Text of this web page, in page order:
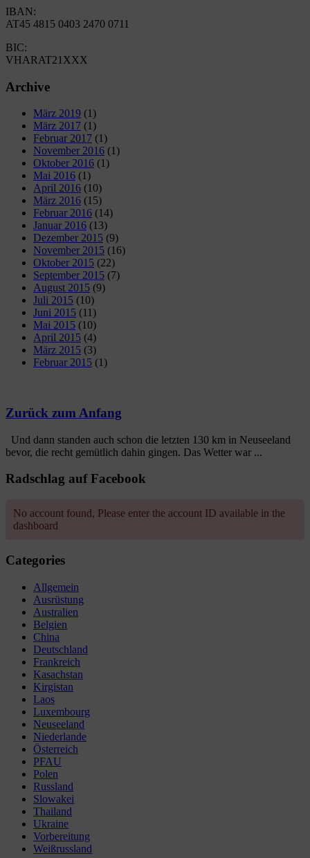
IBAN:
AT45 4815 0403 2470 0711
BIC:
VHARAT21XXX
Archive
März 2019 (1)
März 2017 (1)
Februar 2017 (1)
November 2016 (1)
Oktober 2016 (1)
Mai 2016 (1)
April 2016 (10)
März 2016 (15)
Februar 2016 (14)
Januar 2016 (13)
Dezember 2015 (9)
November 2015 (16)
Oktober 2015 (22)
September 2015 (7)
August 2015 (9)
Juli 2015 (10)
Juni 2015 (11)
Mai 2015 (10)
April 2015 (4)
März 2015 (3)
Februar 2015 (1)
Zurück zum Anfang
Und dann standen auch schon die letzten 130 km in Neuseeland
bevor, die recht gemütlich dahin gingen. Das Wetter war ...
Radschlag auf Facebook
No account found, Please enter the account ID available in the
dashboard
Categories
Allgemein
Ausrüstung
Australien
Belgien
China
Deutschland
Frankreich
Kasachstan
Kirgistan
Laos
Luxembourg
Neuseeland
Niederlande
Österreich
PFAU
Polen
Russland
Slowakei
Thailand
Ukraine
Vorbereitung
Weißrussland